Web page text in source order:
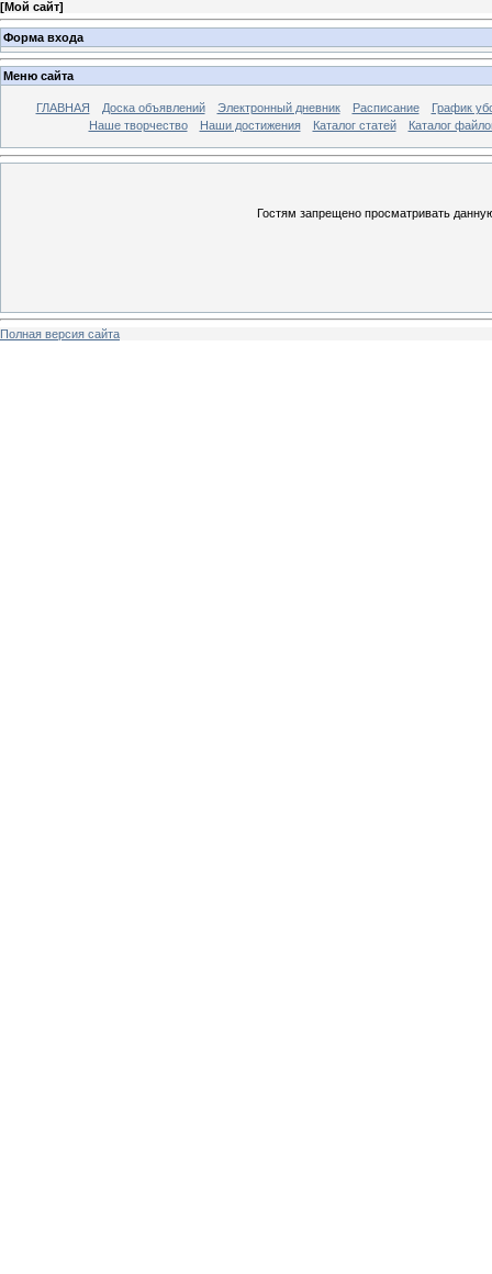
[Мой сайт]
Форма входа
Меню сайта
ГЛАВНАЯ Доска объявлений Электронный дневник Расписание
График
Наше творчество
Наши достижения Каталог статей Каталог
Гостям запрещено просматривать
Полная версия сайта